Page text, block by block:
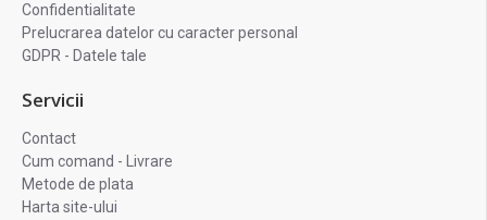
Confidentialitate
Prelucrarea datelor cu caracter personal
GDPR - Datele tale
Servicii
Contact
Cum comand - Livrare
Metode de plata
Harta site-ului